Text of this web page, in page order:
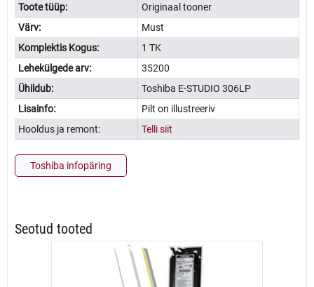
Toote tüüp:
Originaal tooner
Värv:
Must
Komplektis Kogus:
1 TK
Lehekülgede arv:
35200
Ühildub:
Toshiba E-STUDIO 306LP
Lisainfo:
Pilt on illustreeriv
Hooldus ja remont:
Telli siit
Toshiba infopäring
Seotud tooted